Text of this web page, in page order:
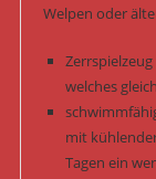
Welpen oder
welches
mit
Tagen ein